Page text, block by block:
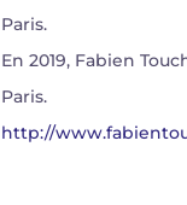
Paris.
En 2019, Fabien
Paris.
http://